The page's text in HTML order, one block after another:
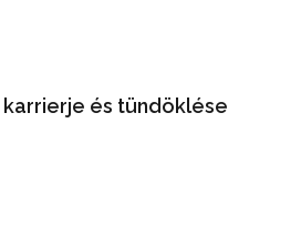
és tündöklése